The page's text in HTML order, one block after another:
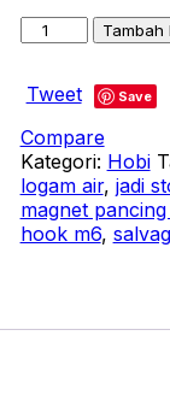
Kuantitas
Pancing
Neodymium
N35
Round
Hook
42mm
M6
Tambah
Tweet Save
Compare
Kategori: Hobi
logam air, jadi
magnet
hook m6,